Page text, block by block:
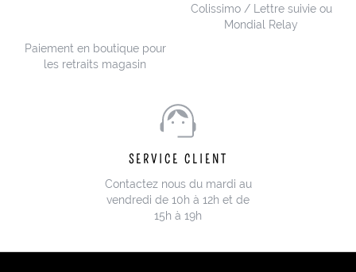
Paiement en boutique pour
les retraits magasin
Colissimo / Lettre suivie ou
Mondial Relay
SERVICE CLIENT
Contactez nous du mardi au
vendredi de 10h à 12h et de
15h à 19h